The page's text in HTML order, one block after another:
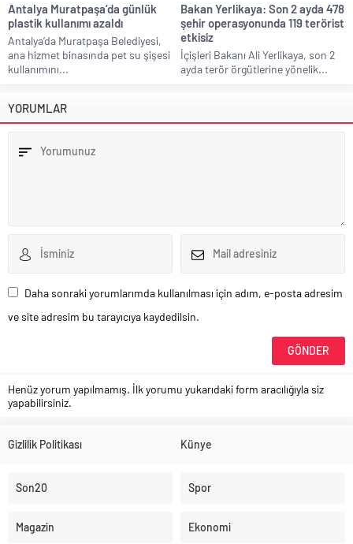
Antalya Muratpaşa’da günlük
plastik kullanımı azaldı
Antalya’da Muratpaşa Belediyesi,
ana hizmet binasında pet su şişesi
kullanımını...
Bakan Yerlikaya: Son 2 ayda 478
şehir operasyonunda 119 terörist
etkisiz
İçişleri Bakanı Ali Yerlikaya, son 2
ayda terör örgütlerine yönelik...
YORUMLAR
Daha sonraki yorumlarımda kullanılması için adım, e-posta adresim
ve site adresim bu tarayıcıya kaydedilsin.
Henüz yorum yapılmamış. İlk yorumu yukarıdaki form aracılığıyla siz
yapabilirsiniz.
Gizlilik Politikası Künye
Son20 Spor
Magazin Ekonomi